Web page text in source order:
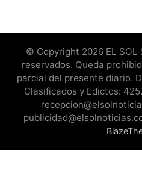
© Copyright 2026 EL SOL
reservados. Queda
parcial del presente diario.
Clasificados y Edictos: